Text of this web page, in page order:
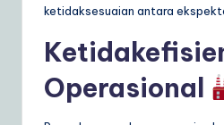
ketidaksesuaian antara
Operasional